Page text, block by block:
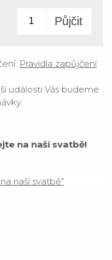
Pravidla zapůjčení
události Vás budeme
na naší svatbě!